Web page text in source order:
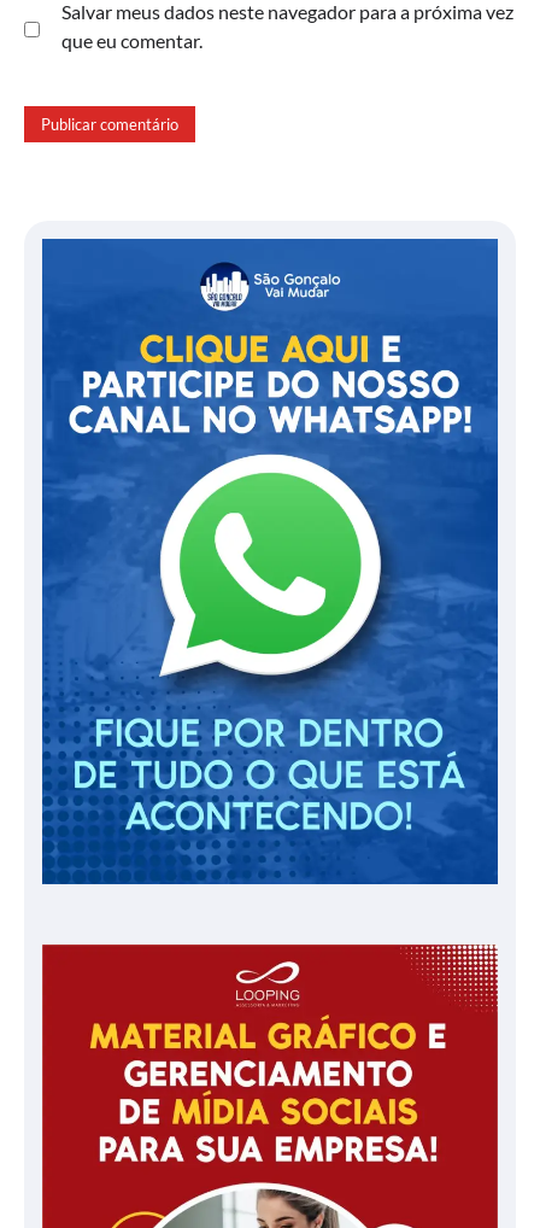
Salvar meus dados neste navegador para a próxima vez
que eu comentar.